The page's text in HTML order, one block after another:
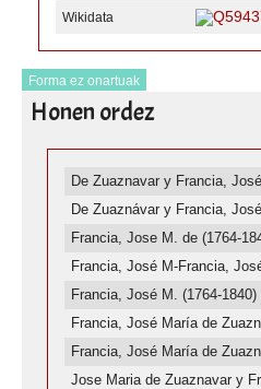
Wikidata
Forma ez onartuak
Honen ordez
De Zuaznavar y Francia,
De Zuaznávar y Francia,
Francia, Jose M. de (1764-
Francia, José M-Francia,
Francia, José M. (1764-1840)
Francia, José María de
Francia, José María de
Jose Maria de Zuaznavar y